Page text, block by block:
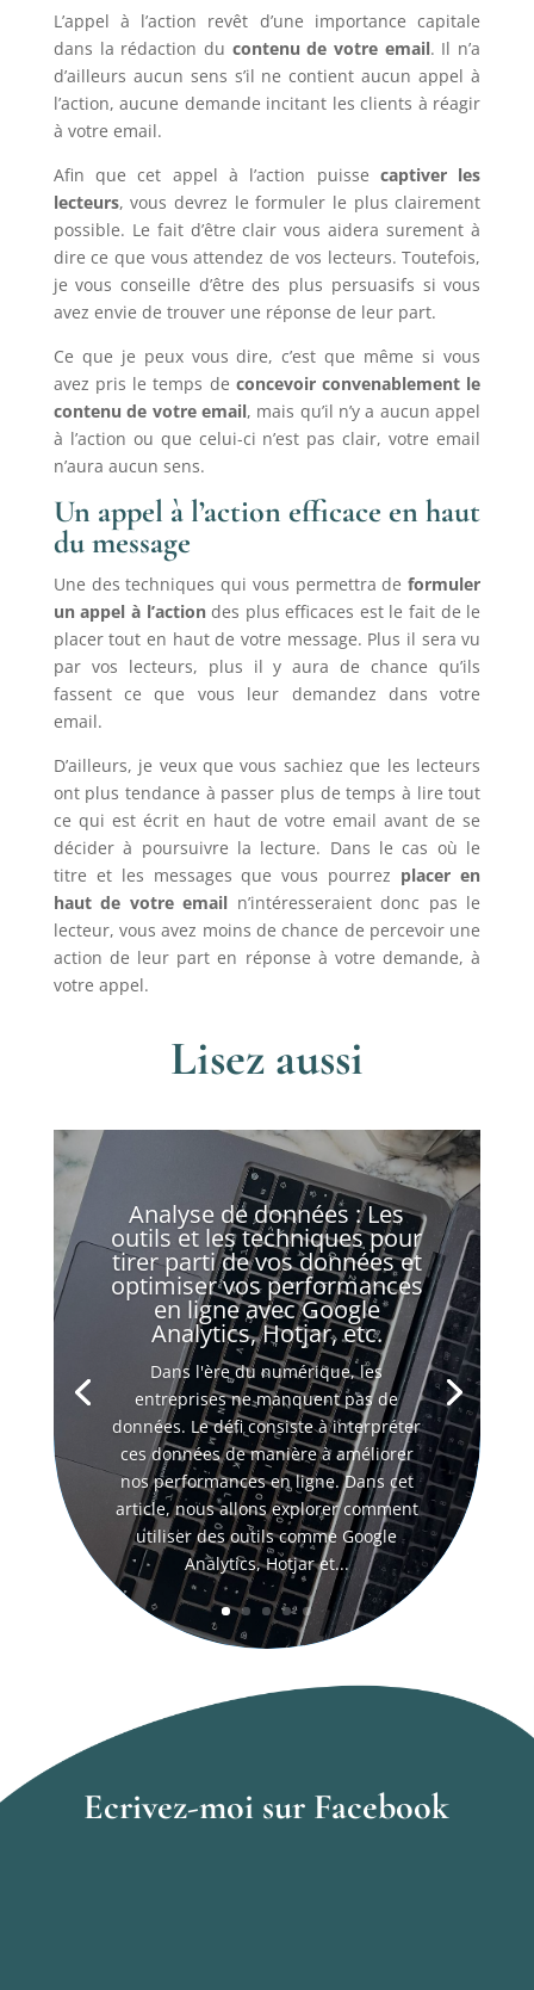
L’appel à l’action revêt d’une importance capitale
dans la rédaction du contenu de votre email. Il n’a
d’ailleurs aucun sens s’il ne contient aucun appel à
l’action, aucune demande incitant les clients à réagir
à votre email.
Afin que cet appel à l’action puisse captiver les
lecteurs, vous devrez le formuler le plus clairement
possible. Le fait d’être clair vous aidera surement à
dire ce que vous attendez de vos lecteurs. Toutefois,
je vous conseille d’être des plus persuasifs si vous
avez envie de trouver une réponse de leur part.
Ce que je peux vous dire, c’est que même si vous
avez pris le temps de concevoir convenablement le
contenu de votre email, mais qu’il n’y a aucun appel
à l’action ou que celui-ci n’est pas clair, votre email
n’aura aucun sens.
Un appel à l’action efficace en haut
du message
Une des techniques qui vous permettra deformuler
un appel à l’actiondes plus efficaces est le fait de le
placer tout en haut de votre message. Plus il sera vu
par vos lecteurs, plus il y aura de chance qu’ils
fassent ce que vous leur demandez dans votre
email.
D’ailleurs, je veux que vous sachiez que les lecteurs
ont plus tendance à passer plus de temps à lire tout
ce qui est écrit en haut de votre email avant de se
décider à poursuivre la lecture. Dans le cas où le
titre et les messages que vous pourrez placer en
haut de votre email n’intéresseraient donc pas le
lecteur, vous avez moins de chance de percevoir une
action de leur part en réponse à votre demande, à
votre appel.
Lisez aussi
Analyse de données : Les
outils et les techniques pour
tirer parti de vos données et
optimiser vos performances
en ligne avec Google
Analytics, Hotjar, etc.
Dans l'ère du numérique, les
entreprises ne manquent pas de
données. Le défi consiste à interpréter
ces données de manière à améliorer
nos performances en ligne. Dans cet
article, nous allons explorer comment
utiliser des outils comme Google
Analytics, Hotjar et...
Ecrivez-moi sur Facebook